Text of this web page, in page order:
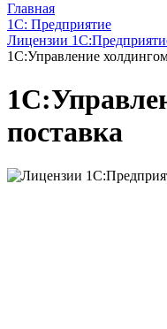
Главная
1С: Предприятие
Лицензии
1С:Управление
поставка